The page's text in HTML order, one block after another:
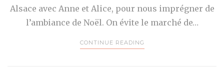
Alsace avec Anne et Alice, pour nous imprégner de
l’ambiance de Noël. On évite le marché de…
CONTINUE READING